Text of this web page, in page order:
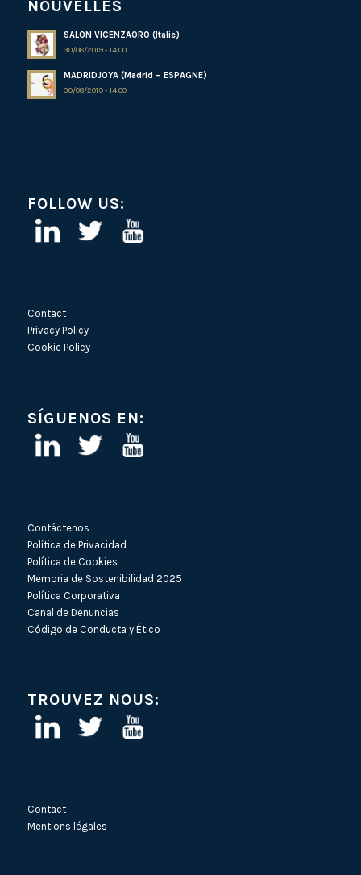
NOUVELLES
SALON VICENZAORO (Italie)
30/08/2019 - 14:00
MADRIDJOYA (Madrid – ESPAGNE)
30/08/2019 - 14:00
FOLLOW US:
Contact
Privacy Policy
Cookie Policy
SÍGUENOS EN:
Contáctenos
Política de Privacidad
Política de Cookies
Memoria de Sostenibilidad 2025
Política Corporativa
Canal de Denuncias
Código de Conducta y Ético
TROUVEZ NOUS:
Contact
Mentions légales